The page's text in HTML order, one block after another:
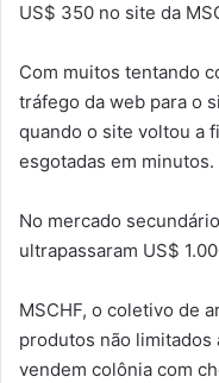
US$ 350 no site da
Com muitos tentando
tráfego da web para o
quando o site voltou a
esgotadas em minutos.
No mercado
ultrapassaram US$
MSCHF, o coletivo de
produtos não limitados
vendem colônia com